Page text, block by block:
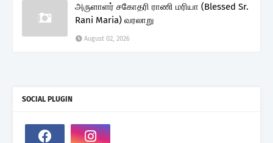
அருளாளர் சகோதரி ராணி மரியா (Blessed Sr.
Rani Maria) வரலாறு
August 02, 2026
SOCIAL PLUGIN